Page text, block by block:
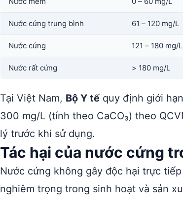
Nước cứng trung bình 61 – 120 mg/L
Nước cứng 121 – 180 mg/L
Nước rất cứng > 180 mg/L
Tại Việt Nam, Bộ Y tếquy định giới
300 mg/L (tính theo CaCO₃) theo
lý trước khi sử dụng.
Tác hại của nước cứng
Nước cứng không gây độc hại trực
nghiêm trọng trong sinh hoạt và sản